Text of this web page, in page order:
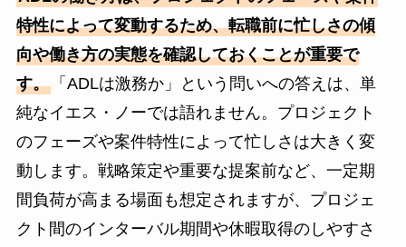
特性によって変動するため、転職前に忙しさの傾
向や働き方の実態を確認しておくことが重要で
す。「ADLは激務か」という問いへの答えは、単
純なイエス・ノーでは語れません。プロジェクト
のフェーズや案件特性によって忙しさは大きく変
動します。戦略策定や重要な提案前など、一定期
間負荷が高まる場面も想定されますが、プロジェ
クト間のインターバル期間や休暇取得のしやすさ